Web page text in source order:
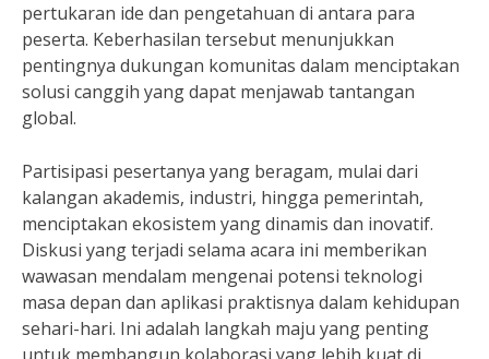
pertukaran ide dan pengetahuan di antara para
peserta. Keberhasilan tersebut menunjukkan
pentingnya dukungan komunitas dalam menciptakan
solusi canggih yang dapat menjawab tantangan
global.
Partisipasi pesertanya yang beragam, mulai dari
kalangan akademis, industri, hingga pemerintah,
menciptakan ekosistem yang dinamis dan inovatif.
Diskusi yang terjadi selama acara ini memberikan
wawasan mendalam mengenai potensi teknologi
masa depan dan aplikasi praktisnya dalam kehidupan
sehari-hari. Ini adalah langkah maju yang penting